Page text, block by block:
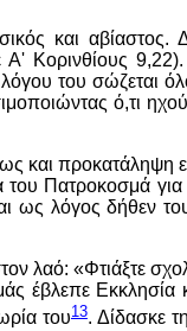
και αβίαστος.
Κορινθίους
του σώζεται
ό,τι
και προκατάληψη
Πατροκοσμά για
ως λόγος δήθεν
λαό: «Φτιάξτε
έβλεπε Εκκλησία
του13. Δίδασκε